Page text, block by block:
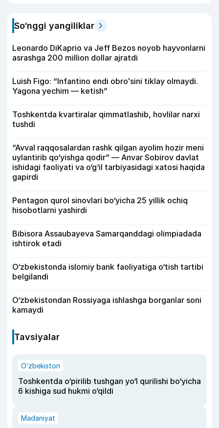
So‘nggi yangiliklar
Leonardo DiKaprio va Jeff Bezos noyob hayvonlarni
asrashga 200 million dollar ajratdi
Luish Figo: “Infantino endi obroʻsini tiklay olmaydi.
Yagona yechim — ketish”
Toshkentda kvartiralar qimmatlashib, hovlilar narxi
tushdi
“Avval raqqosalardan rashk qilgan ayolim hozir meni
uylantirib qo‘yishga qodir” — Anvar Sobirov davlat
ishidagi faoliyati va o‘g‘il tarbiyasidagi xatosi haqida
gapirdi
Pentagon qurol sinovlari bo‘yicha 25 yillik ochiq
hisobotlarni yashirdi
Bibisora Assaubayeva Samarqanddagi olimpiadada
ishtirok etadi
O‘zbekistonda islomiy bank faoliyatiga o‘tish tartibi
belgilandi
O‘zbekistondan Rossiyaga ishlashga borganlar soni
kamaydi
Tavsiyalar
O‘zbekiston
Toshkentda o‘pirilib tushgan yo‘l qurilishi bo‘yicha
6 kishiga sud hukmi o‘qildi
Madaniyat